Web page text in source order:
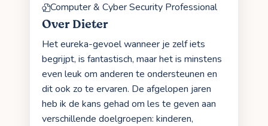
Computer & Cyber Security Professional
Over Dieter
Het eureka-gevoel wanneer je zelf iets
begrijpt, is fantastisch, maar het is minstens
even leuk om anderen te ondersteunen en
dit ook zo te ervaren. De afgelopen jaren
heb ik de kans gehad om les te geven aan
verschillende doelgroepen: kinderen,